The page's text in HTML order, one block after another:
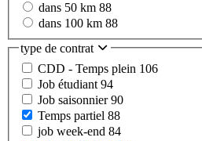
dans 50 km 88
dans 100 km 88
type de contrat
CDD - Temps plein 106
Job étudiant 94
Job saisonnier90
Temps partiel 88
job week-end 84